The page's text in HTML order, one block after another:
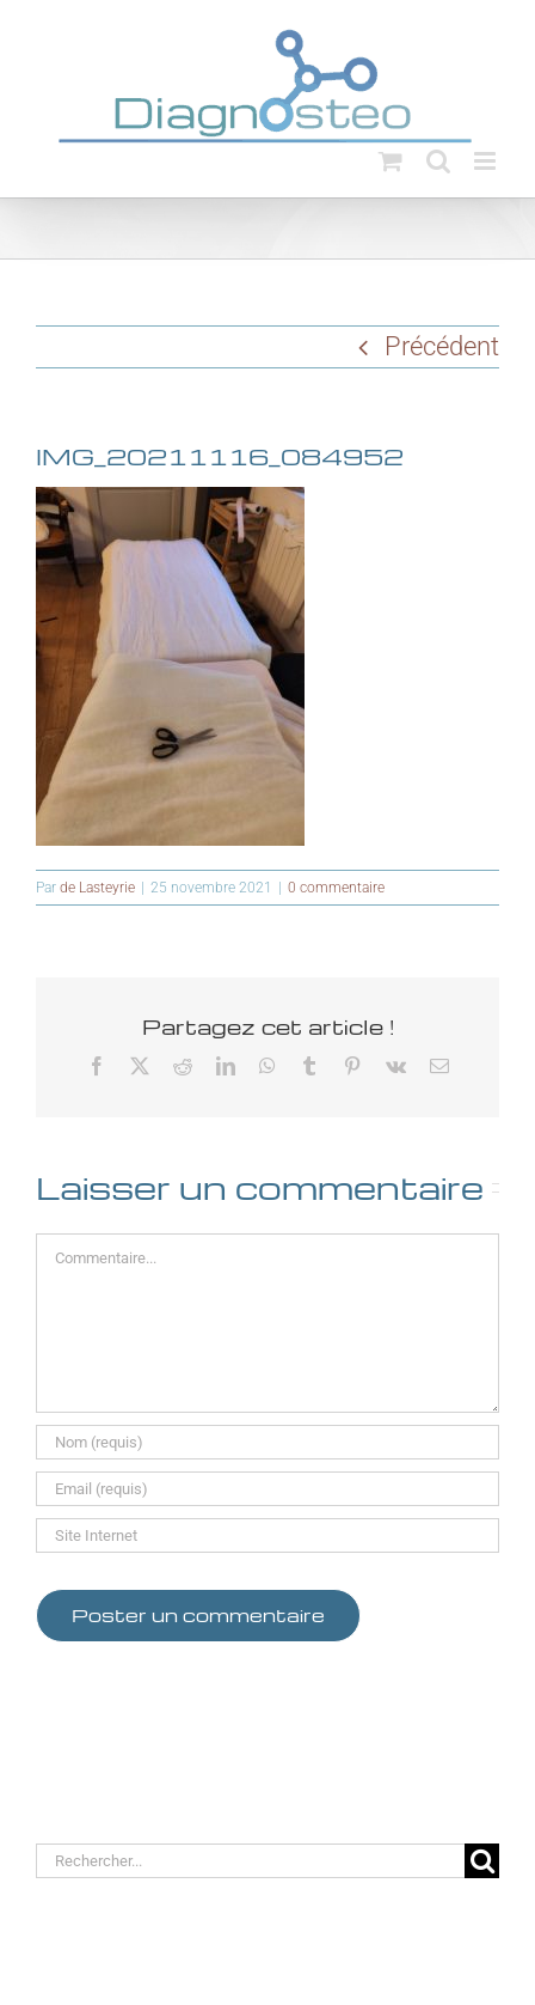
Précédent
IMG_20211116_084952
Par de Lasteyrie 25 novembre 2021 0 commentaire
Partagez cet article !
Facebook RedditLinkedInWhatsApp
Tumblr Pinterest
Vk Email
Laisser un commentaire
Commentaire
Rechercher: